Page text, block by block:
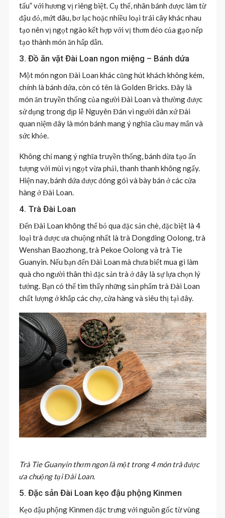
tấu” với hương vị riêng biệt. Cụ thể, nhân bánh được làm từ
đậu đỏ, mứt dâu, bơ lạc hoặc nhiều loại trái cây khác nhau
tạo nên vị ngọt ngào kết hợp với vị thơm dẻo của gạo nếp
tạo thành món ăn hấp dẫn.
3. Đồ ăn vặt Đài Loan ngon miệng – Bánh dứa
Một món ngon Đài Loan khác cũng hút khách không kém,
chính là bánh dứa, còn có tên là Golden Bricks. Đây là
món ăn truyền thống của người Đài Loan và thường được
sử dụng trong dịp lễ Nguyên Đán vì người dân xứ Đài
quan niệm đây là món bánh mang ý nghĩa cầu may mắn và
sức khỏe.
Không chỉ mang ý nghĩa truyền thống, bánh dừa tạo ấn
tượng với mùi vị ngọt vừa phải, thanh thanh không ngấy.
Hiện nay, bánh dứa được đóng gói và bày bán ở các cửa
hàng ở Đài Loan.
4. Trà Đài Loan
Đến Đài Loan không thể bỏ qua đặc sản chè, đặc biệt là 4
loại trà được ưa chuộng nhất là trà Dongding Oolong, trà
Wenshan Baozhong, trà Pekoe Oolong và trà Tie
Guanyin. Nếu bạn đến Đài Loan mà chưa biết mua gì làm
quà cho người thân thì đặc sản trà ở đây là sự lựa chọn lý
tưởng. Bạn có thể tìm thấy những sản phẩm trà Đài Loan
chất lượng ở khắp các chợ, cửa hàng và siêu thị tại đây.
Trà Tie Guanyin thơm ngon là một trong 4 món trà được
ưa chuộng tại Đài Loan.
5. Đặc sản Đài Loan kẹo đậu phộng Kinmen
Kẹo đậu phộng Kinmen đặc trưng với nguồn gốc từ vùng